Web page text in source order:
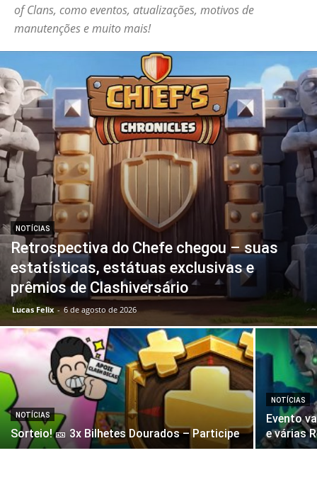
of Clans, como eventos, atualizações, motivos de
manutenções e muito mais!
NOTÍCIAS
Retrospectiva do Chefe chegou – suas
estatísticas, estátuas exclusivas e
prêmios de Clashiversário
Lucas Felix - 6 de agosto de 2026
NOTÍCIAS
Sorteio! 🎫 3x Bilhetes Dourados – Participe
NOTÍCIAS
Evento
e várias